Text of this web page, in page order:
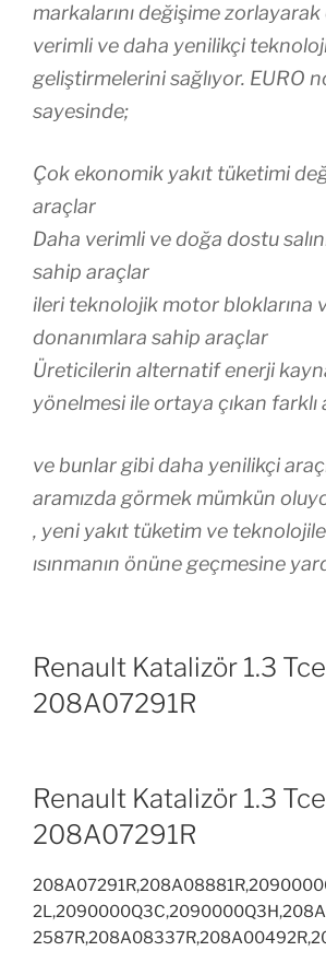
markalarını değişime zorlayarak
verimli ve daha yenilikçi
geliştirmelerini sağlıyor. EURO
sayesinde;
Çok ekonomik yakıt tüketimi
araçlar
Daha verimli ve doğa dostu
sahip araçlar
ileri teknolojik motor bloklarına
donanımlara sahip araçlar
Üreticilerin alternatif enerji
yönelmesi ile ortaya çıkan farklı
ve bunlar gibi daha yenilikçi
aramızda görmek mümkün
, yeni yakıt tüketim ve
ısınmanın önüne geçmesine
Renault Katalizör 1.3
208A07291R
Renault Katalizör 1.3
208A07291R